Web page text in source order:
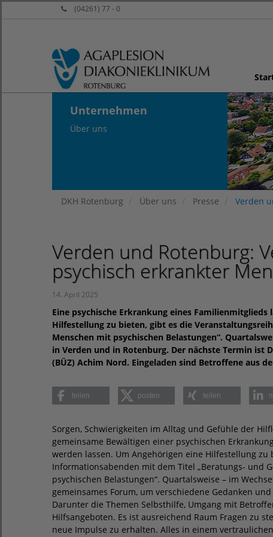
(04261) 77 - 0
Unternehmen
Über uns
DKH Rotenburg Über uns Presse Verden
Verden und Rotenburg:
psychisch erkrankter
14. April 2025
Eine psychische Erkrankung eines
Hilfestellung zu bieten, gibt es die
Menschen mit psychischen Belastungen“.
in Verden und in Rotenburg. Der nächste Termin ist
(BÜZ) Achim Nord. Eingeladen sind Betroffene aus
teilen posten teilen
Sorgen, Schwierigkeiten im Alltag und Gefühle der
gemeinsame Bewältigen einer psychischen
werden lassen. Um Angehörigen eine Hilfestellung
Informationsabenden mit dem Titel „Beratungs- und
psychischen Belastungen“. Quartalsweise – im
gemeinsames Forum, um verschiedene Gedanken
Darunter die Themen Selbsthilfe, Umgang mit
Hilfsangeboten. Es ist ausreichend Raum Fragen zu
neue Impulse zu erhalten. Alles in einem